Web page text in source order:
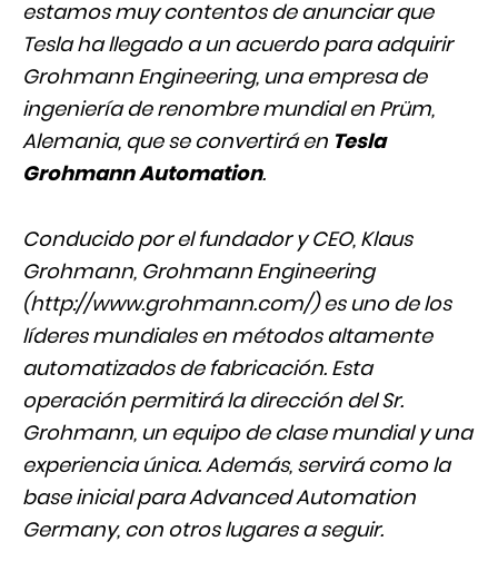
estamos muy contentos de anunciar que
Tesla ha llegado a un acuerdo para adquirir
Grohmann Engineering, una empresa de
ingeniería de renombre mundial en Prüm,
Alemania, que se convertirá en Tesla
Grohmann Automation.
Conducido por el fundador y CEO, Klaus
Grohmann, Grohmann Engineering
(http://www.grohmann.com/) es uno de los
líderes mundiales en métodos altamente
automatizados de fabricación. Esta
operación permitirá la dirección del Sr.
Grohmann, un equipo de clase mundial y una
experiencia única. Además, servirá como la
base inicial para Advanced Automation
Germany, con otros lugares a seguir.